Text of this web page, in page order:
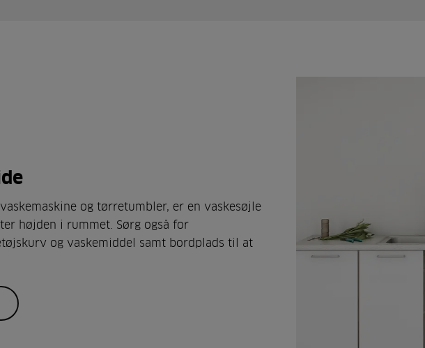
og tørretumbler, er en vaskesøjle
højden i rummet. Sørg også for
og vaskemiddel samt bordplads til at